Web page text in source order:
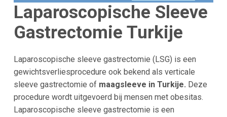
Laparoscopische Sleeve
Gastrectomie Turkije
Laparoscopische sleeve gastrectomie (LSG) is een
gewichtsverliesprocedure ook bekend als verticale
sleeve gastrectomie of maagsleeve in Turkije. Deze
procedure wordt uitgevoerd bij mensen met obesitas.
Laparoscopische sleeve gastrectomie is een